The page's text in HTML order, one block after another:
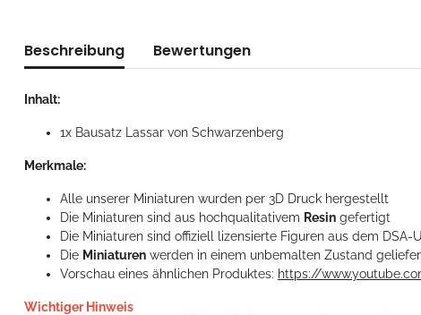
Beschreibung Bewertungen
Inhalt:
1x Bausatz Lassar von Schwarzenberg
Merkmale:
Alle unserer Miniaturen wurden per 3D Druck hergestellt
Die Miniaturen sind aus hochqualitativem Resin gefertigt
Die Miniaturen sind offiziell lizensierte Figuren aus dem DSA-
Die Miniaturen werden in einem unbemalten Zustand
Vorschau eines ähnlichen Produktes: https://
Wichtiger Hinweis